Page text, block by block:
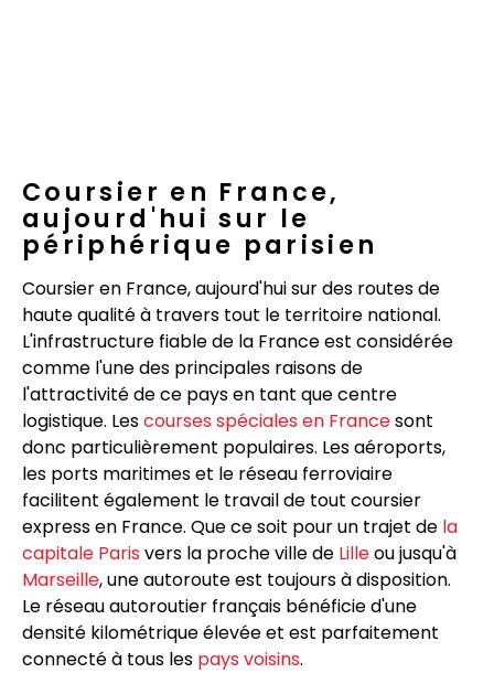
Coursier en France,
aujourd'hui sur le
périphérique parisien
Coursier en France, aujourd'hui sur des routes de
haute qualité à travers tout le territoire national.
L'infrastructure fiable de la France est considérée
comme l'une des principales raisons de
l'attractivité de ce pays en tant que centre
logistique. Lescourses spéciales en Francesont
donc particulièrement populaires. Les aéroports,
les ports maritimes et le réseau ferroviaire
facilitent également le travail de tout coursier
express en France. Que ce soit pour un trajet de la
capitale Paris vers la proche ville de Lilleou jusqu'à
Marseille, une autoroute est toujours à disposition.
Le réseau autoroutier français bénéficie d'une
densité kilométrique élevée et est parfaitement
connecté à tous les pays voisins.